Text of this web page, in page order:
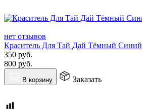
нет отзывов
Краситель Для Тай Дай Тёмный Синий
350 руб.
800 руб.
В корзину Заказать